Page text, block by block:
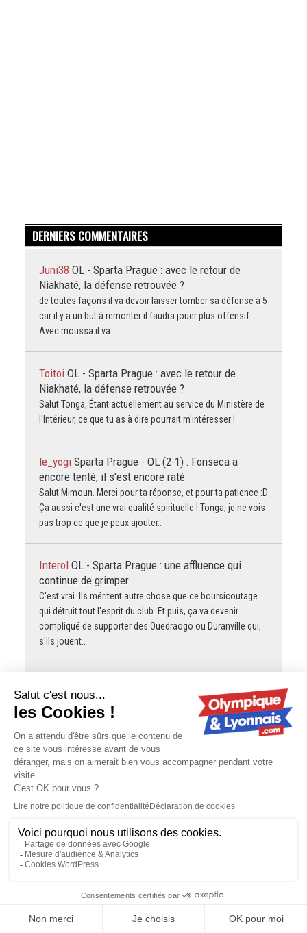
DERNIERS COMMENTAIRES
Juni38 OL - Sparta Prague : avec le retour de
Niakhaté, la défense retrouvée ?
de toutes façons il va devoir laisser tomber sa défense à 5
car il y a un but à remonter il faudra jouer plus offensif .
Avec moussa il va…
Toitoi OL - Sparta Prague : avec le retour de
Niakhaté, la défense retrouvée ?
Salut Tonga, Étant actuellement au service du Ministère de
l'Intérieur, ce que tu as à dire pourrait m'intéresser !
le_yogi Sparta Prague - OL (2-1) : Fonseca a
encore tenté, il s'est encore raté
Salut Mimoun. Merci pour ta réponse, et pour ta patience :D
Ça aussi c'est une vrai qualité spirituelle ! Tonga, je ne vois
pas trop ce que je peux ajouter…
Interol OL - Sparta Prague : une affluence qui
continue de grimper
C'est vrai. Ils méritent autre chose que ce boursicoutage
qui détruit tout l'esprit du club. Et puis, ça va devenir
compliqué de supporter des Ouedraogo ou Duranville qui,
s'ils jouent…
continue de grimper
Ça peut, si ! C'est hyper important.
Sonny03OL - Sparta Prague : une affluence qui
continue de grimper
J'ai arrêté de lire à Tessmann
gOLdorakOL - Sparta Prague : une affluence qui
continue de grimper
On peut dire ce qu'on veut de Garcia, mais sa Belgique,
choses contre l'Espagne que l'équipe de France